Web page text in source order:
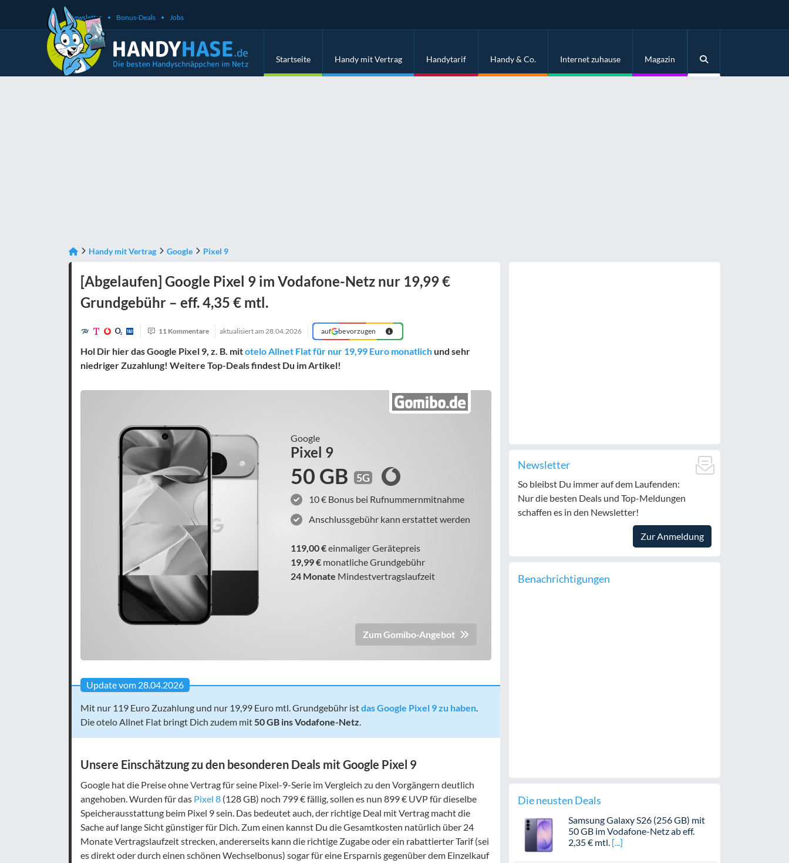
Newsletter Bonus-Deals Jobs
Startseite Handy mit Vertrag Handytarif Handy & Co. Internet zuhause Magazin
Handy mit Vertrag Google Pixel 9
[Abgelaufen] Google Pixel 9 im Vodafone-Netz nur 19,99 €
Grundgebühr – eff. 4,35 € mtl.
11 Kommentare aktualisiert am 28.04.2026 auf bevorzugen
Hol Dir hier das Google Pixel 9, z. B. mitotelo Allnet Flat für nur 19,99 Euro monatlich und sehr
niedriger Zuzahlung! Weitere Top-Deals findest Du im Artikel!
Google
Pixel 9
50 GB 5G
10 € Bonus bei Rufnummernmitnahme
Anschlussgebühr kann erstattet werden
119,00 €einmaliger Gerätepreis
19,99 € monatliche Grundgebühr
24 Monate Mindestvertragslaufzeit
Zum Gomibo-Angebot
Update vom 28.04.2026
Mit nur 119 Euro Zuzahlung und nur 19,99 Euro mtl. Grundgebühr istdas Google Pixel 9 zu haben.
Die otelo Allnet Flat bringt Dich zudem mit50 GB ins Vodafone-Netz.
Unsere Einschätzung zu den besonderen Deals mit Google Pixel 9
Google hat die Preise ohne Vertrag für seine Pixel-9-Serie im Vergleich zu den Vorgängern deutlich
angehoben. Wurden für das Pixel 8 (128 GB) noch 799 € fällig, sollen es nun 899 € UVP für dieselbe
Speicherausstattung beim Pixel 9 sein. Das bedeutet auch, der richtige Deal mit Vertrag macht die
Sache auf lange Sicht günstiger für Dich. Zum einen kannst Du die Gesamtkosten natürlich über 24
Monate Vertragslaufzeit strecken, andererseits kann die richtige Zugabe oder ein rabattierter Tarif (sei
es direkt oder durch einen schönen Wechselbonus) sogar für eine Ersparnis gegenüber dem Einzelkauf
Newsletter
So bleibst Du immer auf dem Laufenden:
Nur die besten Deals und Top-Meldungen
schaffen es in den Newsletter!
Zur Anmeldung
Benachrichtigungen
Die neusten Deals
Samsung Galaxy S26 (256 GB) mit
50 GB im Vodafone-Netz ab eff.
2,35 € mtl.